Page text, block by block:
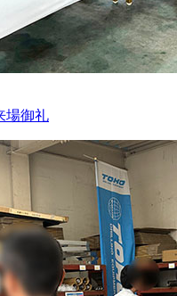
場御礼